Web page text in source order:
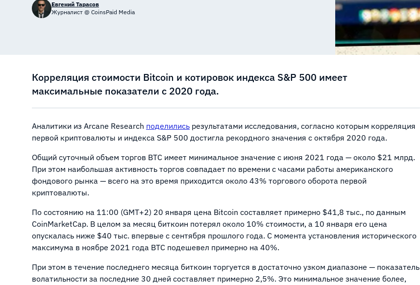
Евгений Тарасов
Журналист @ CoinsPaid Media
Корреляция стоимости Bitcoin и котировок индекса S&P 500 имеет
максимальные показатели с 2020 года.
Аналитики из Arcane Research поделились результатами исследования, согласно которым корреляция
первой криптовалюты и индекса S&P 500 достигла рекордного значения с октября 2020 года.
Общий суточный объем торгов BTC имеет минимальное значение с июня 2021 года — около $21 млрд.
При этом наибольшая активность торгов совпадает по времени с часами работы американского
фондового рынка — всего на это время приходится около 43% торгового оборота первой
криптовалюты.
По состоянию на 11:00 (GMT+2) 20 января цена Bitcoin составляет примерно $41,8 тыс., по данным
CoinMarketCap. В целом за месяц биткоин потерял около 10% стоимости, а 10 января его цена
опускалась ниже $40 тыс. впервые с сентября прошлого года. С момента установления исторического
максимума в ноябре 2021 года BTC подешевел примерно на 40%.
При этом в течение последнего месяца биткоин торгуется в достаточно узком диапазоне — показатель
волатильности за последние 30 дней составляет примерно 2,5%. Это минимальное значение более,